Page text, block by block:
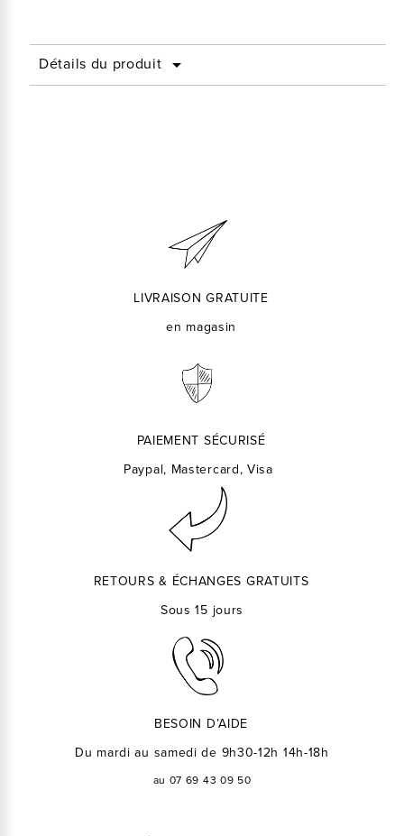
Détails du produit 
LIVRAISON GRATUITE
en magasin
PAIEMENT SÉCURISÉ
Paypal, Mastercard, Visa
RETOURS & ÉCHANGES GRATUITS
Sous 15 jours
BESOIN D’AIDE
Du mardi au samedi de 9h30-12h 14h-18h
au 07 69 43 09 50